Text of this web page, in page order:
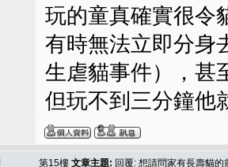
玩的童真確實很令
有時無法立即分身
生虐貓事件），甚
但玩不到三分鐘他
第15樓 文章主題: 回覆: 想請問家有長壽貓